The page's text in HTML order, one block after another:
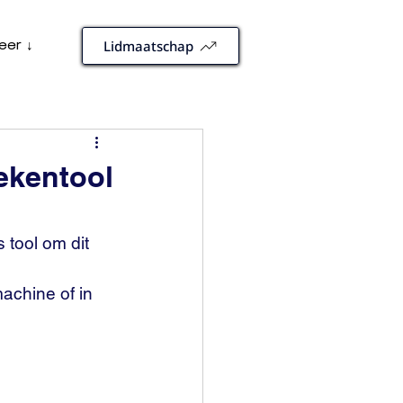
↓ Lidmaatschap
tool om dit
of in